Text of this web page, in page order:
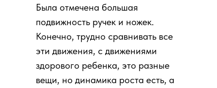
Была отмечена большая
подвижность ручек и ножек.
Конечно, трудно сравнивать все
эти движения, с движениями
здорового ребенка, это разные
вещи, но динамика роста есть, а